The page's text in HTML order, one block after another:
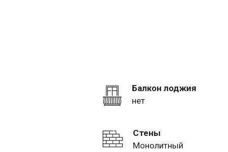
Балкон лоджия
нет
Стены
Монолитный